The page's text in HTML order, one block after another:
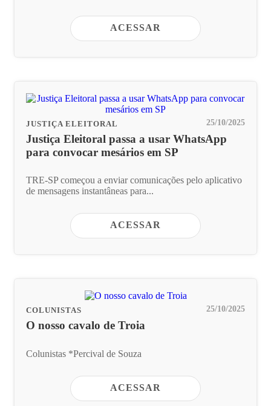
ACESSAR
JUSTIÇA ELEITORAL 25/10/2025
Justiça Eleitoral passa a usar WhatsApp
para convocar mesários em SP
TRE-SP começou a enviar comunicações pelo aplicativo
de mensagens instantâneas para...
ACESSAR
COLUNISTAS 25/10/2025
O nosso cavalo de Troia
Colunistas *Percival de Souza
ACESSAR